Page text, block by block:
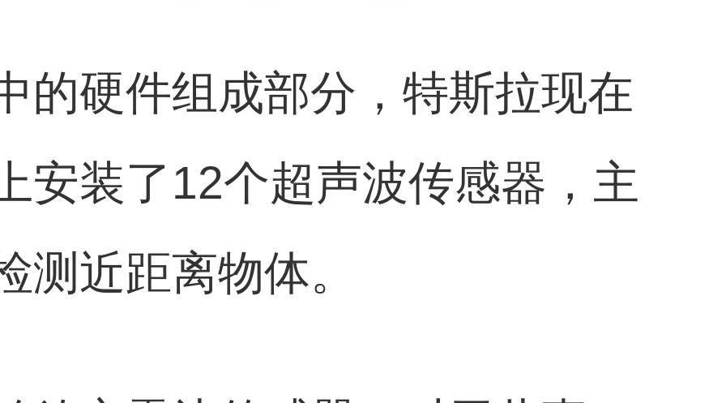
的硬件组成部分，特斯拉现在
安装了12个超声波传感器，主
测近距离物体。